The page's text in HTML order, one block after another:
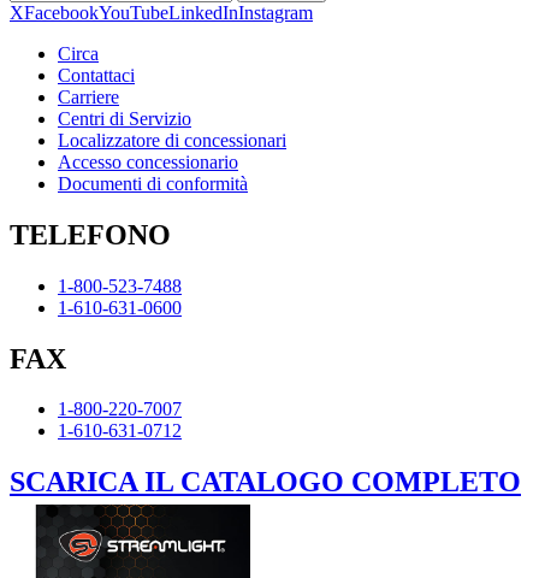
XFacebookYouTubeLinkedInInstagram
Circa
Contattaci
Carriere
Centri di Servizio
Localizzatore di concessionari
Accesso concessionario
Documenti di conformità
TELEFONO
1-800-523-7488
1-610-631-0600
FAX
1-800-220-7007
1-610-631-0712
SCARICA IL CATALOGO COMPLETO